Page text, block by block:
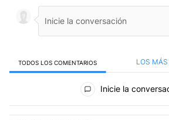
TODOS LOS COMENTARIOS LOS MÁS
Todos los comentarios
Inicie la